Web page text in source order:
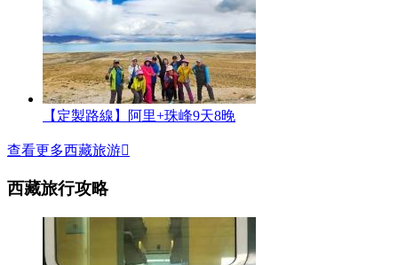
【定製路線】阿里+珠峰9天8晚
查看更多西藏旅游
西藏旅行攻略